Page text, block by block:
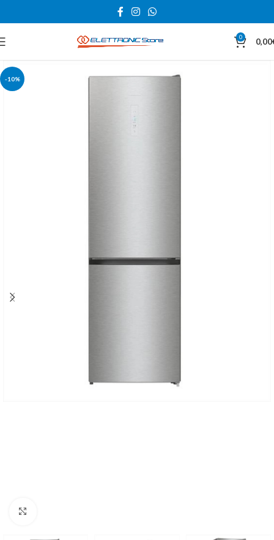
0 0,00
-10%